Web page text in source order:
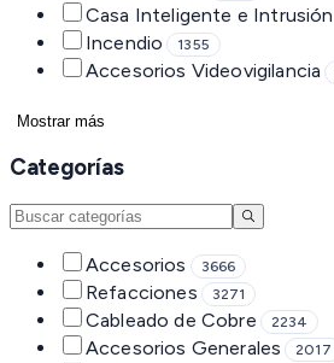
Casa Inteligente e Intrusión
Incendio 1355
Accesorios Videovigilancia
Mostrar más
Categorías
Accesorios 3666
Refacciones 3271
Cableado de Cobre 2234
Accesorios Generales 2017